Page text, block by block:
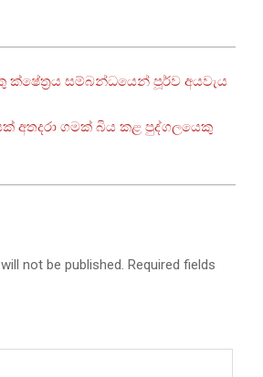
ක්ෂේත්‍රය සම්බන්ධයෙන් පූර්ව අයවැය
අතදරා ගමක් බිය කළ පුද්ගලයෙකු
not be published. Required fields